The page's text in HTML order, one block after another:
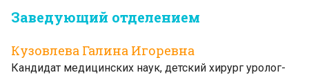
Заведующий отделением
Кузовлева Галина Игоревна
Кандидат медицинских наук, детский хирург уролог-